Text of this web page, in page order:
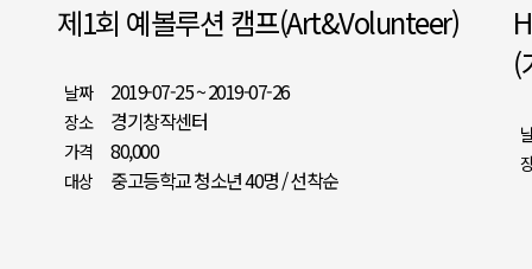
제1회 예볼루션 캠프(Art&Volunteer)
2019-07-25 ~ 2019-07-26
경기창작센터
80,000
중고등학교 청소년 40명 / 선착순
(